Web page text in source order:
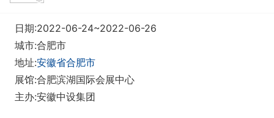
日期:2022-06-24~2022-06-26
城市:合肥市
地址:安徽省合肥市
展馆:合肥滨湖国际会展中心
主办:安徽中设集团